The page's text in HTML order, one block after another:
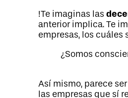
!Te imaginas las
anterior implica. Te
empresas, los cuáles
¿Somos
Así mismo, parece
las empresas que sí